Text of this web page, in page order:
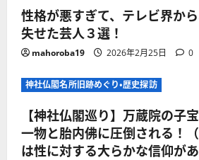
性格が悪すぎて、テレビ界か
失せた芸人３選！
mahoroba19 2026年2月25日 0
神社仏閣名所旧跡めぐり・歴史探訪
【神社仏閣巡り】万蔵院の子
一物と胎内佛に圧倒される！
は性に対する大らかな信仰があ